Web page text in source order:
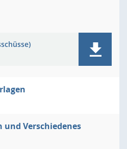
Verschiedenes